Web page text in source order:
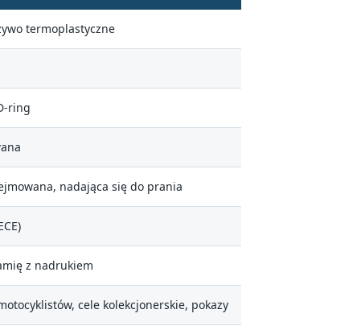
termoplastyczne
ring
nadająca się do prania
z nadrukiem
cele kolekcjonerskie, pokazy